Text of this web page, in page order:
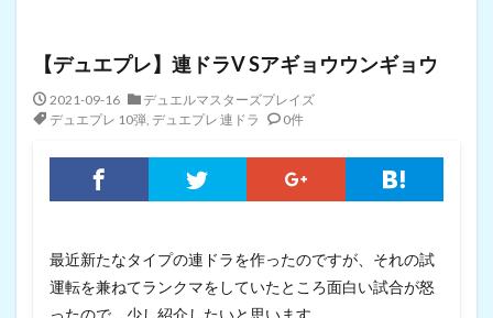
【デュエプレ】連ドラV Sアギョウウンギョウ
2021-09-16
デュエルマスターズプレイズ
デュエプレ 10弾, デュエプレ 連ドラ 0件
最近新たなタイプの連ドラを作ったのですが、それの試
運転を兼ねてランクマをしていたところ面白い試合が怒
ったので、少し紹介したいと思います。